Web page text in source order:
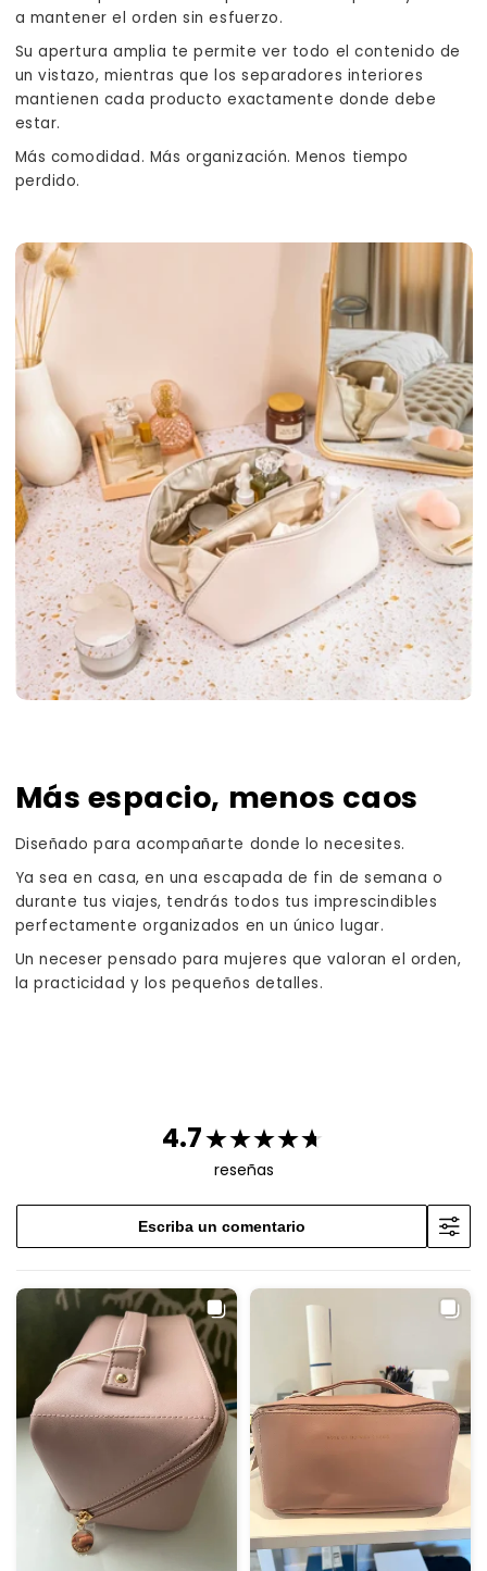
a mantener el orden sin esfuerzo.
Su apertura amplia te permite ver todo el contenido de
un vistazo, mientras que los separadores interiores
mantienen cada producto exactamente donde debe
estar.
Más comodidad. Más organización. Menos tiempo
perdido.
Más espacio, menos caos
Diseñado para acompañarte donde lo necesites.
Ya sea en casa, en una escapada de fin de semana o
durante tus viajes, tendrás todos tus imprescindibles
perfectamente organizados en un único lugar.
Un neceser pensado para mujeres que valoran el orden,
la practicidad y los pequeños detalles.
4.7
reseñas
Escriba un comentario